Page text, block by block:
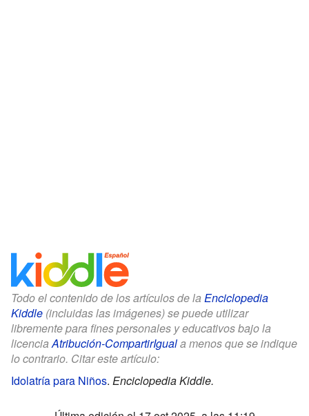
Todo el contenido de los artículos de la Enciclopedia
Kiddle (incluidas las imágenes) se puede utilizar
libremente para fines personales y educativos bajo la
licenciaAtribución-CompartirIguala menos que se indique
lo contrario. Citar este artículo:
Idolatría para Niños. Enciclopedia Kiddle.